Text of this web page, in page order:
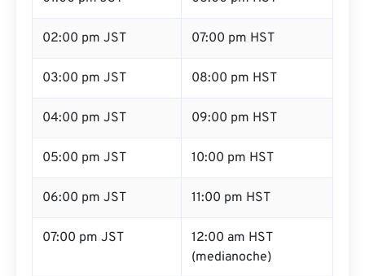
02:00 pm JST 07:00 pm HST
03:00 pm JST 08:00 pm HST
04:00 pm JST 09:00 pm HST
05:00 pm JST 10:00 pm HST
06:00 pm JST 11:00 pm HST
07:00 pm JST
12:00 am HST
(medianoche)